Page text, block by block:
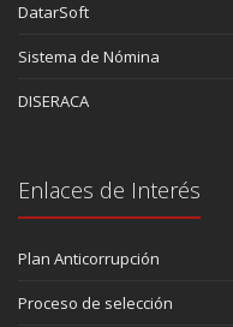
DatarSoft
Sistema de Nómina
DISERACA
Enlaces de Interés
Plan Anticorrupción
Proceso de selección